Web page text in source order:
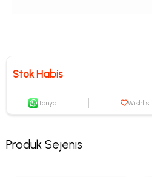
Stok Habis
Tanya Wishlist
Produk Sejenis